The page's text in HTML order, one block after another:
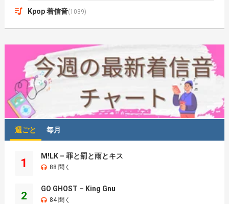
Kpop 着信音(1039)
週ごと 毎月
1
M!LK – 罪と罰と雨とキス
88 聞く
2
GO GHOST – King Gnu
84 聞く